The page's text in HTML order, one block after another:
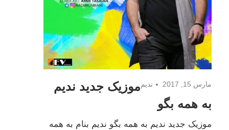
مارس 15, 2017 ندیمموزیک جدید ندیم
به همه بگو
موزیک جدید ندیم به همه بگو ندیم بنام به همه